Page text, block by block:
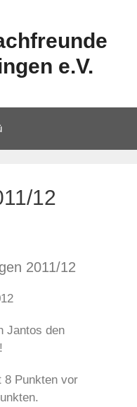
e.V.
12
2011/12
Jantos den
8 Punkten vor